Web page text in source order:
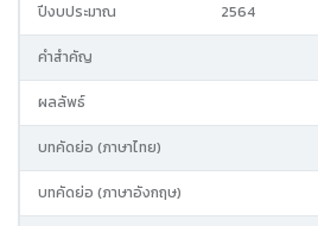
ปีงบประมาณ 2564
คำสำคัญ
ผลลัพธ์
บทคัดย่อ (ภาษาไทย)
บทคัดย่อ (ภาษาอังกฤษ)